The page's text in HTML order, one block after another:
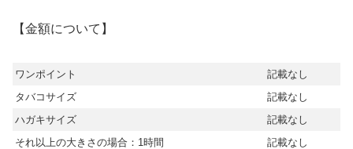
【金額について】
ワンポイント
記載なし
タバコサイズ
記載なし
ハガキサイズ
記載なし
それ以上の大きさの場合：1時間
記載なし